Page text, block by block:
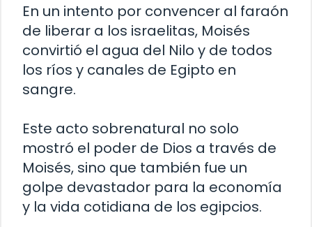
En un intento por convencer al faraón
de liberar a los israelitas, Moisés
convirtió el agua del Nilo y de todos
los ríos y canales de Egipto en
sangre.
Este acto sobrenatural no solo
mostró el poder de Dios a través de
Moisés, sino que también fue un
golpe devastador para la economía
y la vida cotidiana de los egipcios.